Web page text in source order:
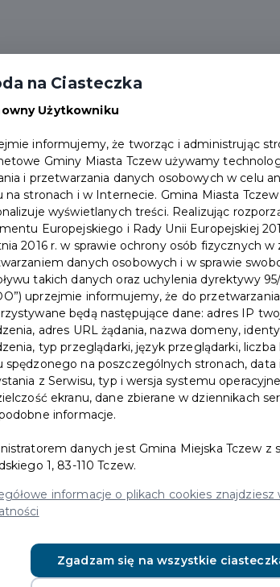
Partnerzy
podróżniczo-muzyczne z Bartoszem Klubą
na Ciasteczka
Użytkowniku
informujemy, że tworząc i administrując
Gminy Miasta Tczew używamy
i przetwarzania danych osobowych w celu
na stronach i w Internecie. Gmina Miasta
wyświetlanych treści. Realizując
Europejskiego i Rady Unii Europejskiej
2016 r. w sprawie ochrony osób fizycznych w
danych osobowych i w sprawie
takich danych oraz uchylenia dyrektywy
uprzejmie informujemy, że do przetwarzania
będą następujące dane: adres IP
adres URL żądania, nazwa domeny,
typ przeglądarki, język przeglądarki, liczba
spędzonego na poszczególnych stronach, data
z Serwisu, typ i wersja systemu
ekranu, dane zbierane w dziennikach
informacje.
danych jest Gmina Miejska Tczew z
1, 83-110 Tczew.
informacje o plikach cookies znajdziesz
Zgadzam się na wszystkie